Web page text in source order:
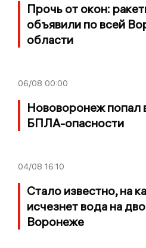
Прочь от окон:
объявили по всей
области
06/08 00:00
Нововоронеж попал
БПЛА-опасности
04/08 16:10
Стало известно, на
исчезнет вода на
Воронеже